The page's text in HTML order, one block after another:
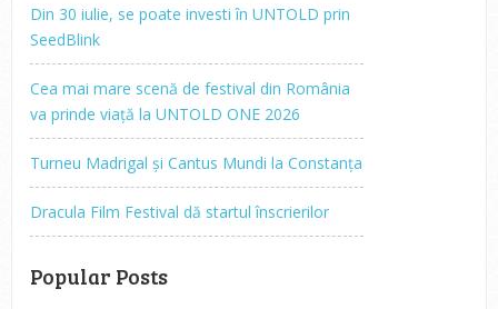
Din 30 iulie, se poate investi în UNTOLD prin
SeedBlink
Cea mai mare scenă de festival din România
va prinde viață la UNTOLD ONE 2026
Turneu Madrigal și Cantus Mundi la Constanța
Dracula Film Festival dă startul înscrierilor
Popular Posts